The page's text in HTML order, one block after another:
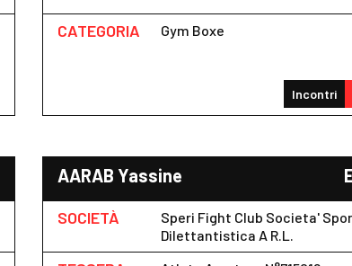
CATEGORIA Gym Boxe
Incontri
AARAB Yassine
SOCIETÀ
Speri Fight Club Societa'
Dilettantistica A R.l.